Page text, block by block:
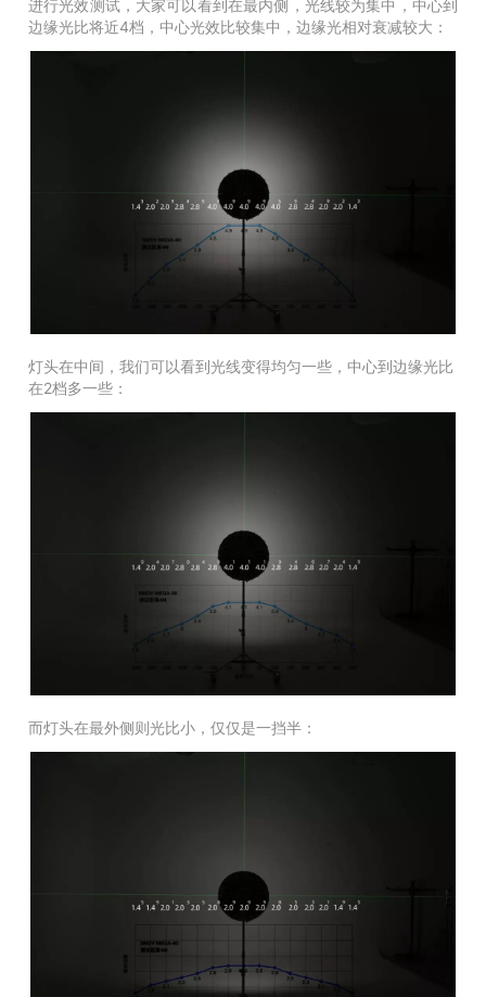
进行光效测试， 大家可以看到在最内侧，光线较为集中，中心到
边缘光比将近4档，中心光效比较集中，边缘光相对衰减较大：
灯头在中间，我们可以看到光线变得均匀一些，中心到边缘光比
在2档多一些：
而灯头在最外侧则光比小，仅仅是一挡半：